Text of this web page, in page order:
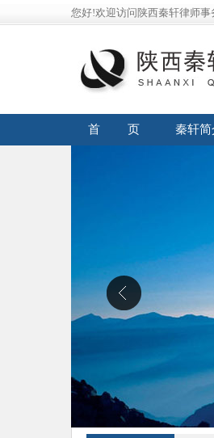
您好!欢迎访问陕西秦轩律师事
首 页 秦轩简